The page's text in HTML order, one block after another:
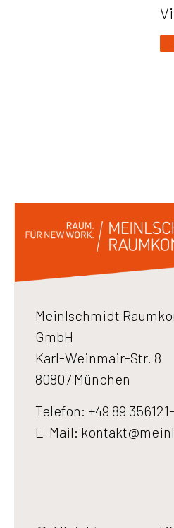
Meinlschmidt
GmbH
Karl-Weinmair-Str. 8
80807 München
Telefon: +49 89
E-Mail: